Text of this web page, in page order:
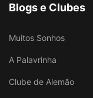
Blogs e Clubes
Muitos Sonhos
A Palavrinha
Clube de Alemão